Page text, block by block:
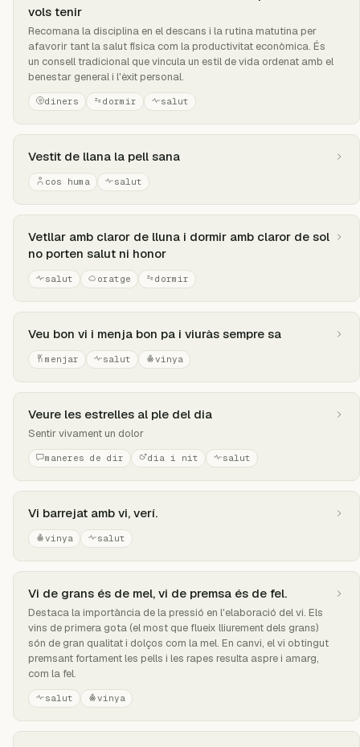
vols tenir
Recomana la disciplina en el descans i la rutina matutina per
afavorir tant la salut física com la productivitat econòmica. És
un consell tradicional que vincula un estil de vida ordenat amb el
benestar general i l'èxit personal.
diners dormir salut
Vestit de llana la pell sana
cos huma salut
Vetllar amb claror de lluna i dormir amb claror de sol
no porten salut ni honor
salut oratge dormir
Veu bon vi i menja bon pa i viuràs sempre sa
menjar salut vinya
Veure les estrelles al ple del dia
Sentir vivament un dolor
maneres de dir dia i nit salut
Vi barrejat amb vi, verí.
vinya salut
Vi de grans és de mel, vi de premsa és de fel.
Destaca la importància de la pressió en l'elaboració del vi. Els
vins de primera gota (el most que flueix lliurement dels grans)
són de gran qualitat i dolços com la mel. En canvi, el vi obtingut
premsant fortament les pells i les rapes resulta aspre i amarg,
com la fel.
salut vinya